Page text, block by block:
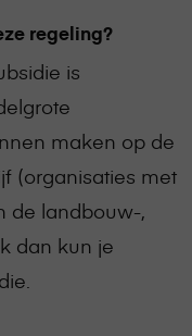
regeling?
is
maken op de
(organisaties met
de landbouw-,
dan kun je